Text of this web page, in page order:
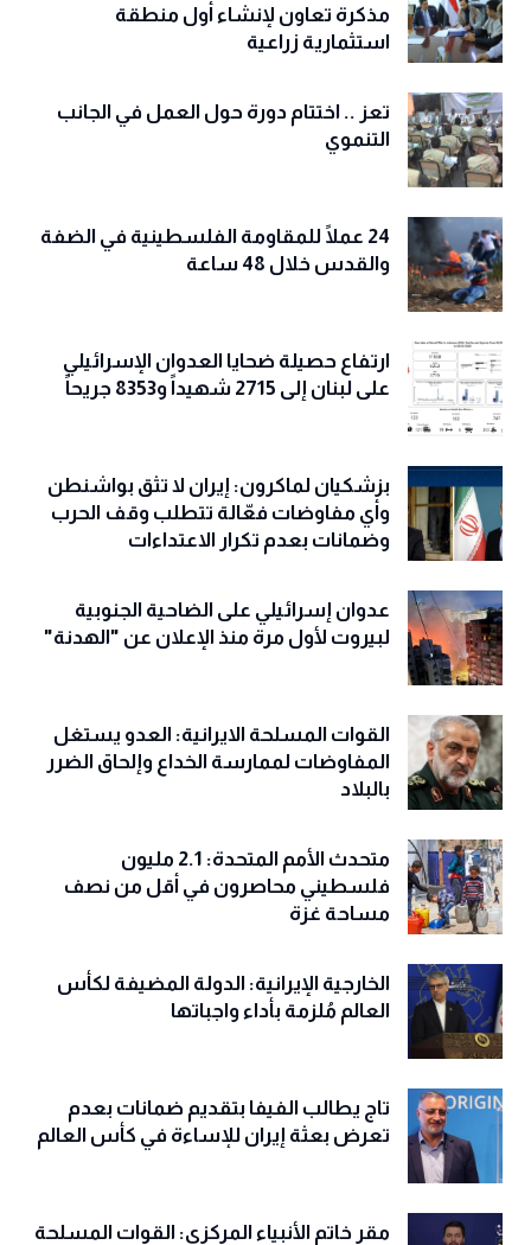
مذكرة تعاون لإنشاء أول منطقة
استثمارية زراعية
تعز .. اختتام دورة حول العمل في الجانب
التنموي
24 عملًا للمقاومة الفلسطينية في الضفة
والقدس خلال 48 ساعة
ارتفاع حصيلة ضحايا العدوان الإسرائيلي
على لبنان إلى 2715 شهيداً و8353 جريحاً
بزشكيان لماكرون: إيران لا تثق بواشنطن
وأي مفاوضات فعّالة تتطلب وقف الحرب
وضمانات بعدم تكرار الاعتداءات
عدوان إسرائيلي على الضاحية الجنوبية
لبيروت لأول مرة منذ الإعلان عن "الهدنة"
القوات المسلحة الايرانية: العدو يستغل
المفاوضات لممارسة الخداع وإلحاق الضرر
بالبلاد
متحدث الأمم المتحدة: 2.1 مليون
فلسطيني محاصرون في أقل من نصف
مساحة غزة
الخارجية الإيرانية: الدولة المضيفة لكأس
العالم مُلزمة بأداء واجباتها
تاج يطالب الفيفا بتقديم ضمانات بعدم
تعرض بعثة إيران للإساءة في كأس العالم
مقر خاتم الأنبياء المركزي: القوات المسلحة